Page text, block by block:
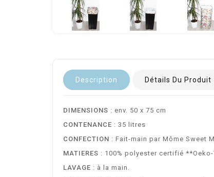
Description Détails Du Produit
DIMENSIONS : env. 50 x 75 cm
CONTENANCE : 35 litres
CONFECTION : Fait-main par Môme Sweet
MATIERES : 100% polyester certifié
LAVAGE : à la main.